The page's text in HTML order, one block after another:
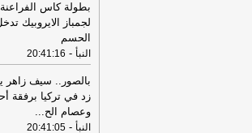
الخميس 30-07-2026
-
18:41
رئيس
تفاصيل حملة الصحف
مخاطر السوشيال ميديا
16:46
وزير
لإيران اتخاذ التجارة
استخدام الشحن
الثوري -لبنانون 24
بطولة كاس الفراعنة
لجمباز الايروبيك
الحسم
النبأ -
20:41:16
بالصور.. سيف زاهر
زد في تركيا برفقة
وعصام الح...
النبأ -
20:41:05